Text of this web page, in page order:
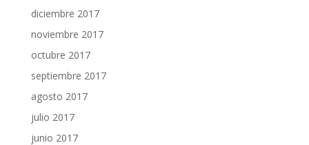
diciembre 2017
noviembre 2017
octubre 2017
septiembre 2017
agosto 2017
julio 2017
junio 2017